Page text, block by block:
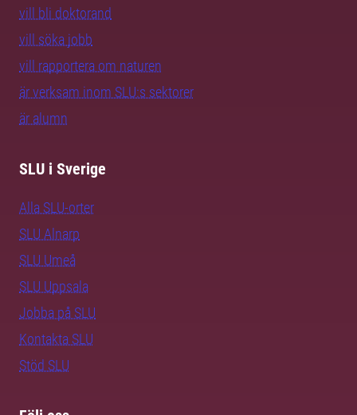
vill bli doktorand
vill söka jobb
vill rapportera om naturen
är verksam inom SLU:s sektorer
är alumn
SLU i Sverige
Alla SLU-orter
SLU Alnarp
SLU Umeå
SLU Uppsala
Jobba på SLU
Kontakta SLU
Stöd SLU